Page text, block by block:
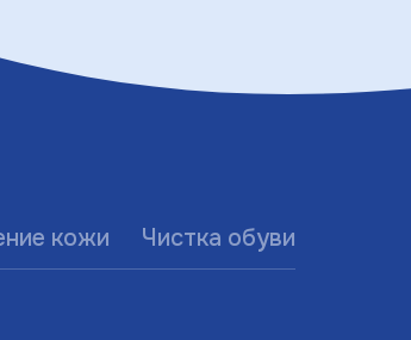
кожи Чистка обуви